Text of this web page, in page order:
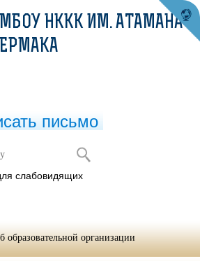
саду
воспитатели и, конечно, наши самые
МБОУ НККК ИМ. АТАМАНА
ЕРМАКА
письмо
слабовидящих
образовательной организации